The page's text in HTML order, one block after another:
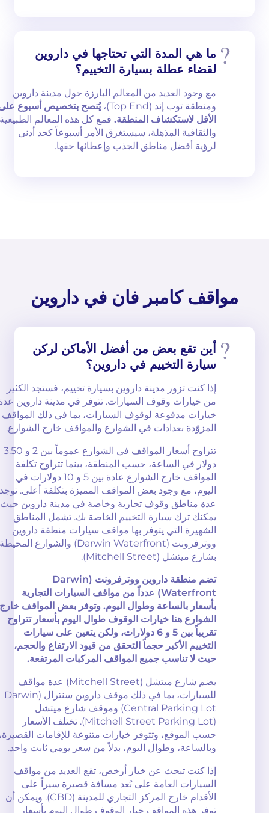
ما هي المدة التي تحتاجها في داروين
لقضاء عطلة بسيارة التخييم؟
مع وجود العديد من المعالم البارزة حول مدينة داروين
ومنطقة توب إند (Top End)،
يُنصح بتخصيص أسبوع على
الأقل لاستكشاف المنطقة.فمع كل هذه المعالم الطبيعية
والثقافية المذهلة، سيستغرق الأمر أسبوعاً كحد أدنى
لرؤية أفضل مناطق الجذب وإعطائها حقها.
مواقف كامبر فان في داروين
أين تقع بعض من أفضل الأماكن لركن
سيارة التخييم في داروين؟
إذا كنت تزور مدينة داروين بسيارة تخييم، فستجد الكثير
من خيارات وقوف السيارات. تتوفر في مدينة داروين عدة
خيارات مدفوعة لوقوف السيارات، بما في ذلك المواقف
المزوّدة بعدادات في الشوارع والمواقف خارج الشوارع.
تتراوح أسعار المواقف في الشوارع عموماً بين 2 و 3.50
دولار في الساعة، حسب المنطقة، بينما تتراوح تكلفة
المواقف خارج الشوارع عادة بين 5 و 10 دولارات في
اليوم، مع وجود بعض المواقف المميزة بتكلفة أعلى. توجد
عدة مناطق وقوف تجارية وخاصة في مدينة داروين حيث
يمكنك ترك سيارة التخييم الخاصة بك. تشمل المناطق
الشهيرة التي يتوفر بها مواقف سيارات منطقة داروين
ووترفرونت (Darwin Waterfront) والشوارع المحيطة
بشارع ميتشل (Mitchell Street).
تضم منطقة داروين ووترفرونت (Darwin
Waterfront) عدداً من مواقف السيارات التجارية
بأسعار بالساعة وطوال اليوم. وتوفر بعض المواقف خارج
الشوارع هنا خيارات الوقوف طوال اليوم بأسعار تتراوح
تقريباً بين 5 و 6 دولارات، ولكن يتعين على سيارات
التخييم الأكبر حجماً التحقق من قيود الارتفاع والحجم،
حيث لا تناسب جميع المواقف المركبات المرتفعة.
يضم شارع ميتشل (Mitchell Street) عدة مواقف
للسيارات، بما في ذلك موقف داروين سنترال (Darwin
Central Parking Lot) وموقف شارع ميتشل
(Mitchell Street Parking Lot). تختلف الأسعار
حسب الموقع، وتتوفر خيارات متنوعة للإقامات القصيرة،
وبالساعة، وطوال اليوم، بدلاً من سعر يومي ثابت واحد.
إذا كنت تبحث عن خيار أرخص، تقع العديد من مواقف
السيارات العامة على بُعد مسافة قصيرة سيراً على
الأقدام خارج المركز التجاري للمدينة (CBD). ويمكن أن
توفر هذه المواقف خيار الوقوف طوال اليوم بأسعار